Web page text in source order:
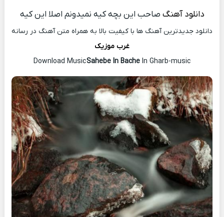
دانلود آهنگ صاحب این بچه کیه نمیدونم اصلا این کیه
دانلود جدیدترین آهنگ ها با کیفیت بالا به همراه متن آهنگ در رسانه
غرب موزیک
Download MusicSahebe In Bache In Gharb-music